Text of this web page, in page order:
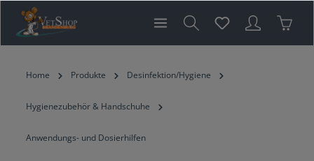
springen
Home Produkte Desinfektion/Hygiene
Hygienezubehör & Handschuhe
Anwendungs- und Dosierhilfen